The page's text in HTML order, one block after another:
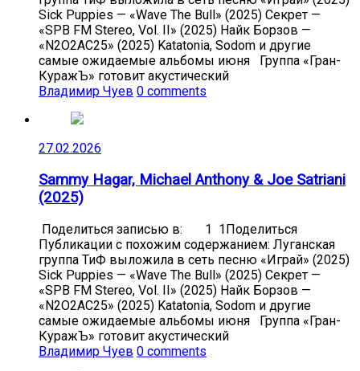
Sick Puppies — «Wave The Bull» (2025) Секрет —
«SPB FM Stereo, Vol. II» (2025) Найк Борзов —
«N2O2AC25» (2025) Katatonia, Sodom и другие
самые ожидаемые альбомы июня Группа «Гран-
КуражЪ» готовит акустический
Владимир Чуев 0 comments
27.02.2026
Sammy Hagar, Michael Anthony & Joe Satriani
(2025)
Поделиться записью в: 1 1Поделиться
Публикации с похожим содержанием: Луганская
группа ТиФ выложила в сеть песню «Играй» (2025)
Sick Puppies — «Wave The Bull» (2025) Секрет —
«SPB FM Stereo, Vol. II» (2025) Найк Борзов —
«N2O2AC25» (2025) Katatonia, Sodom и другие
самые ожидаемые альбомы июня Группа «Гран-
КуражЪ» готовит акустический
Владимир Чуев 0 comments